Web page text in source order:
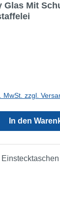
Glas Mit
Preis:
MwSt. zzgl.
In den